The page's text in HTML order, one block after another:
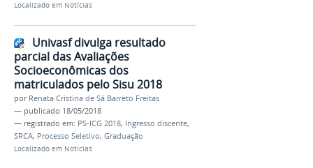
Localizado em Notícias
Univasf divulga resultado
parcial das Avaliações
Socioeconômicas dos
matriculados pelo Sisu 2018
por Renata Cristina de Sá Barreto Freitas
— publicado 18/05/2018
— registrado em: PS-ICG 2018, Ingresso discente,
SRCA, Processo Seletivo, Graduação
Localizado em Notícias